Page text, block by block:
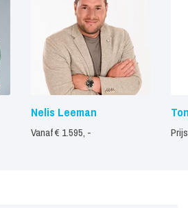
Nelis Leeman
Vanaf € 1.595, -